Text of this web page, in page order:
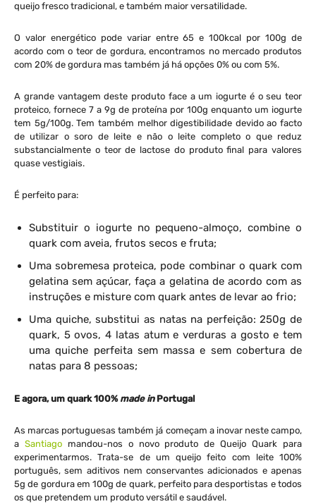
queijo fresco tradicional, e também maior versatilidade.
O valor energético pode variar entre 65 e 100kcal por 100g de
acordo com o teor de gordura, encontramos no mercado produtos
com 20% de gordura mas também já há opções 0% ou com 5%.
A grande vantagem deste produto face a um iogurte é o seu teor
proteico, fornece 7 a 9g de proteína por 100g enquanto um iogurte
tem 5g/100g. Tem também melhor digestibilidade devido ao facto
de utilizar o soro de leite e não o leite completo o que reduz
substancialmente o teor de lactose do produto final para valores
quase vestigiais.
É perfeito para:
Substituir o iogurte no pequeno-almoço, combine o
quark com aveia, frutos secos e fruta;
Uma sobremesa proteica, pode combinar o quark com
gelatina sem açúcar, faça a gelatina de acordo com as
instruções e misture com quark antes de levar ao frio;
Uma quiche, substitui as natas na perfeição: 250g de
quark, 5 ovos, 4 latas atum e verduras a gosto e tem
uma quiche perfeita sem massa e sem cobertura de
natas para 8 pessoas;
E agora, um quark 100% made inPortugal
As marcas portuguesas também já começam a inovar neste campo,
a Santiagomandou-nos o novo produto de Queijo Quark para
experimentarmos. Trata-se de um queijo feito com leite 100%
português, sem aditivos nem conservantes adicionados e apenas
5g de gordura em 100g de quark, perfeito para desportistas e todos
os que pretendem um produto versátil e saudável.